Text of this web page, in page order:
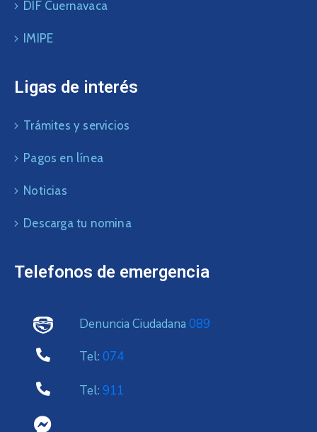
DIF Cuernavaca
IMIPE
Ligas de interés
Trámites y servicios
Pagos en línea
Noticias
Descarga tu nomina
Telefonos de emergencia
Denuncia Ciudadana 089
Tel: 074
Tel: 911